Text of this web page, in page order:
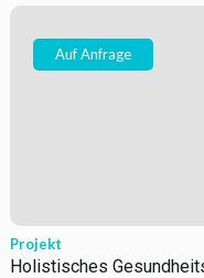
Auf Anfrage
Projekt
Holistisches